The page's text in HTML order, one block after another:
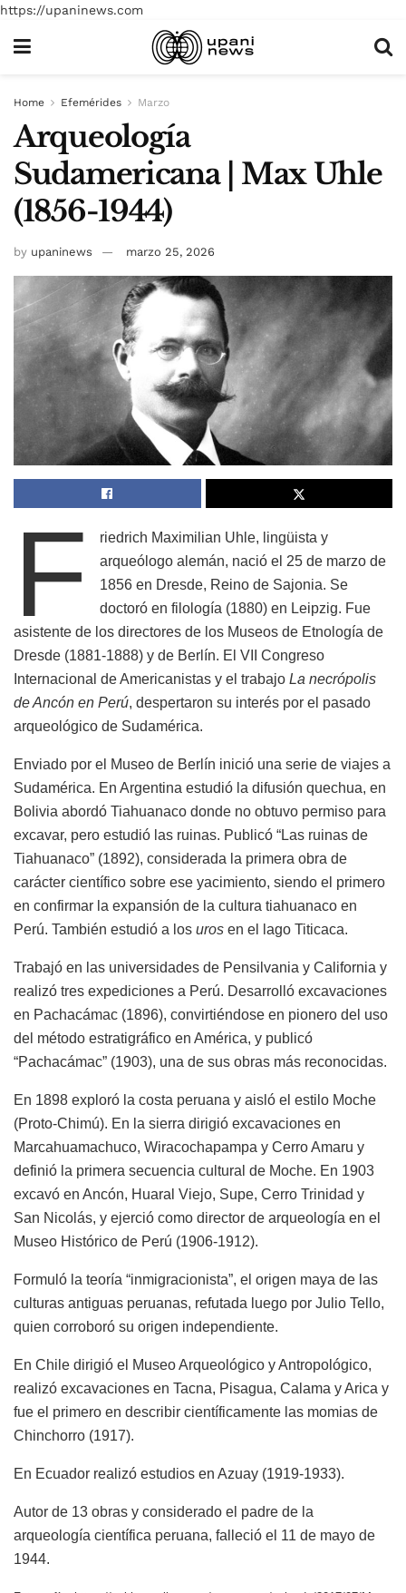
https://upaninews.com
Home Efemérides Marzo
Arqueología
Sudamericana | Max Uhle
(1856-1944)
by upaninews marzo 25, 2026
F
riedrich Maximilian Uhle, lingüista y
arqueólogo alemán, nació el 25 de marzo de
1856 en Dresde, Reino de Sajonia. Se
doctoró en filología (1880) en Leipzig. Fue
asistente de los directores de los Museos de Etnología de
Dresde (1881-1888) y de Berlín. El VII Congreso
Internacional de Americanistas y el trabajo La necrópolis
de Ancón en Perú, despertaron su interés por el pasado
arqueológico de Sudamérica.
Enviado por el Museo de Berlín inició una serie de viajes a
Sudamérica. En Argentina estudió la difusión quechua, en
Bolivia abordó Tiahuanaco donde no obtuvo permiso para
excavar, pero estudió las ruinas. Publicó “Las ruinas de
Tiahuanaco” (1892), considerada la primera obra de
carácter científico sobre ese yacimiento, siendo el primero
en confirmar la expansión de la cultura tiahuanaco en
Perú. También estudió a los uros en el lago Titicaca.
Trabajó en las universidades de Pensilvania y California y
realizó tres expediciones a Perú. Desarrolló excavaciones
en Pachacámac (1896), convirtiéndose en pionero del uso
del método estratigráfico en América, y publicó
“Pachacámac” (1903), una de sus obras más reconocidas.
En 1898 exploró la costa peruana y aisló el estilo Moche
(Proto-Chimú). En la sierra dirigió excavaciones en
Marcahuamachuco, Wiracochapampa y Cerro Amaru y
definió la primera secuencia cultural de Moche. En 1903
excavó en Ancón, Huaral Viejo, Supe, Cerro Trinidad y
San Nicolás, y ejerció como director de arqueología en el
Museo Histórico de Perú (1906-1912).
Formuló la teoría “inmigracionista”, el origen maya de las
culturas antiguas peruanas, refutada luego por Julio Tello,
quien corroboró su origen independiente.
En Chile dirigió el Museo Arqueológico y Antropológico,
realizó excavaciones en Tacna, Pisagua, Calama y Arica y
fue el primero en describir científicamente las momias de
Chinchorro (1917).
En Ecuador realizó estudios en Azuay (1919-1933).
Autor de 13 obras y considerado el padre de la
arqueología científica peruana, falleció el 11 de mayo de
1944.